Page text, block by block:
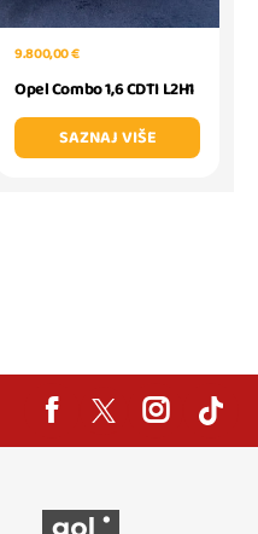
9.800,00 €
Opel Combo 1,6 CDTI L2H1
SAZNAJ VIŠE